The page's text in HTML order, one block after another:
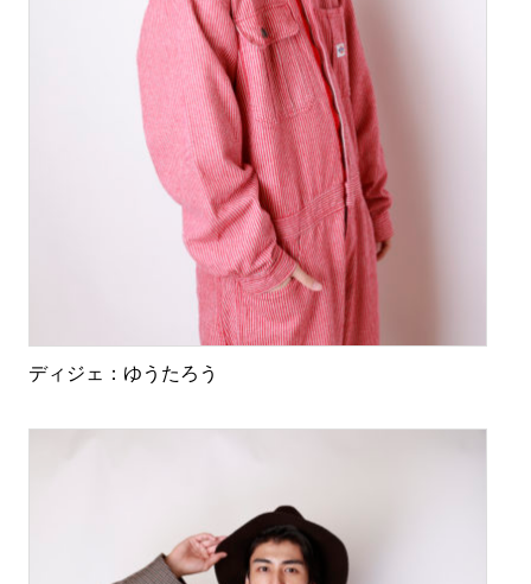
ディジェ：ゆうたろう